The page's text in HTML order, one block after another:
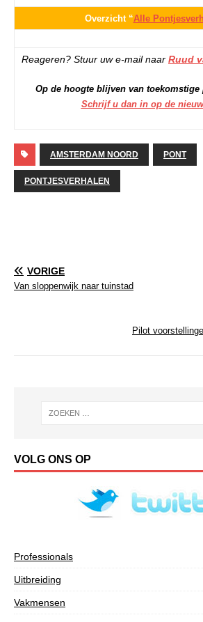
Overzicht “Alle
Reageren? Stuur uw e-mail naar Ruud
Op de hoogte blijven van toekomstige
Schrijf u dan in op de
AMSTERDAM NOORD PONT
PONTJESVERHALEN
VORIGE
Van sloppenwijk naar tuinstad
Pilot
VOLG ONS OP
Professionals
Uitbreiding
Vakmensen